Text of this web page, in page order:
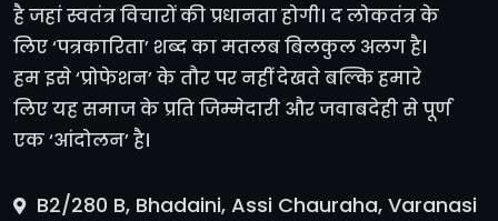
है जहां स्वतंत्र विचारों की प्रधानता होगी। द लोकतंत्र के
लिए ‘पत्रकारिता’ शब्द का मतलब बिलकुल अलग है।
हम इसे ‘प्रोफेशन’ के तौर पर नहीं देखते बल्कि हमारे
लिए यह समाज के प्रति जिम्मेदारी और जवाबदेही से पूर्ण
एक ‘आंदोलन’ है।
B2/280 B, Bhadaini, Assi Chauraha, Varanasi